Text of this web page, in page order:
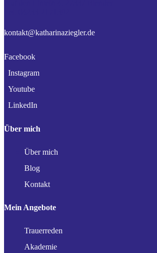
kontakt@katharinaziegler.de
Facebook
Instagram
Youtube
LinkedIn
Über mich
Über mich
Blog
Kontakt
Mein Angebote
Trauerreden
Akademie